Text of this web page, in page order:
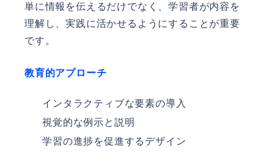
単に情報を伝えるだけでなく、学習者が内容を
理解し、実践に活かせるようにすることが重要
です。
教育的アプローチ
インタラクティブな要素の導入
視覚的な例示と説明
学習の進捗を促進するデザイン